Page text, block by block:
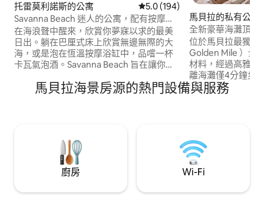
托雷莫利諾斯的公寓 從 194 則評價中獲得 5.0 的平
5.0 (194)
Savanna Beach 迷人的公寓，配有按摩浴
缸
在海浪聲中醒來，欣賞你夢寐以求的最美
日出。躺在巴厘式床上欣賞無邊無際的大
海，或是泡在恆溫按摩浴缸中，品嚐一杯
卡瓦氣泡酒。Savanna Beach 旨在讓你在
期。Savanna Beach 是一個神奇的地方，
裝飾充滿魅力，細節豐富。以波西米亞、
區域有一張大型巴厘式床 (180x180)、一個
配有夜間照明的恆溫按摩浴缸，以及一個
休息區，讓您可以放鬆閱讀或品嚐雞尾
酒。公寓有兩間可欣賞海景的房間。其中
一間是全玻璃的，因此形成一個寬敞明亮
馬貝拉的私有公寓
全新豪華海灘頂層
位於馬貝拉最獨特
Golden Mile ）全
材料，經過高雅的翻新。 這間
離海灘僅4分鐘步
想地點。 該區域附近有一些馬貝拉最受歡
迎的服務：
Pan等。
馬貝拉海景房源的熱門設備與服務
廚房 Wi-Fi